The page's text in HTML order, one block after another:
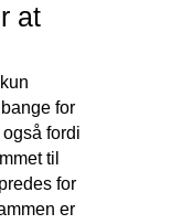
at
for
fordi
til
for
er